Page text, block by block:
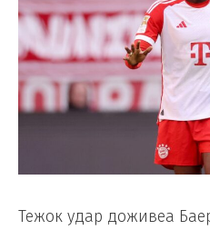
Тежок удар доживеа